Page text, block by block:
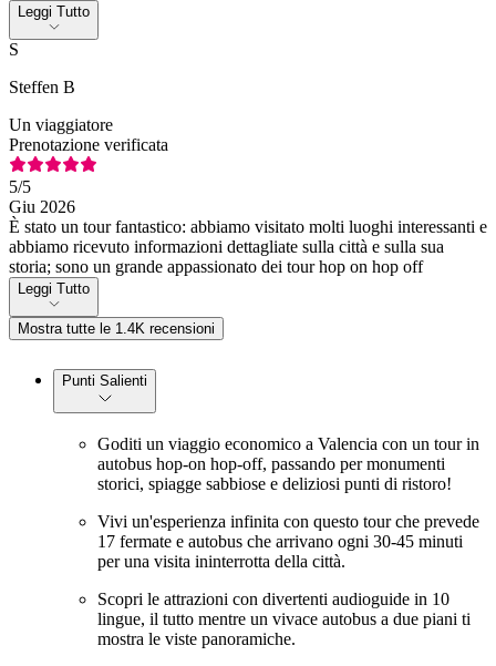
Leggi Tutto
S
Steffen B
Un viaggiatore
Prenotazione verificata
5/5
Giu 2026
È stato un tour fantastico: abbiamo visitato molti luoghi interessanti e
abbiamo ricevuto informazioni dettagliate sulla città e sulla sua
storia; sono un grande appassionato dei tour hop on hop off
Leggi Tutto
Mostra tutte le 1.4K recensioni
Punti Salienti
Goditi un viaggio economico a Valencia con un tour in
autobus hop-on hop-off, passando per monumenti
storici, spiagge sabbiose e deliziosi punti di ristoro!
Vivi un'esperienza infinita con questo tour che prevede
17 fermate e autobus che arrivano ogni 30-45 minuti
per una visita ininterrotta della città.
Scopri le attrazioni con divertenti audioguide in 10
lingue, il tutto mentre un vivace autobus a due piani ti
mostra le viste panoramiche.